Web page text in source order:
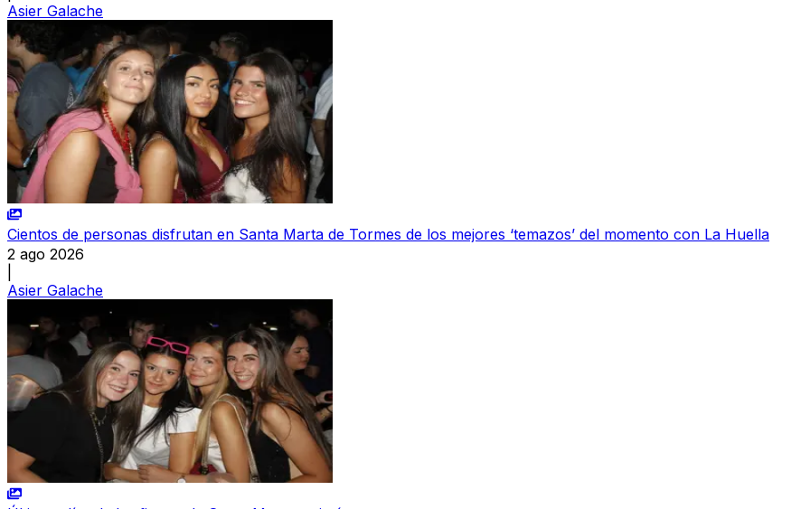
Asier Galache
Cientos de personas disfrutan en Santa Marta de Tormes de los mejores ‘temazos’ del momento con La Huella
2 ago 2026
Asier Galache